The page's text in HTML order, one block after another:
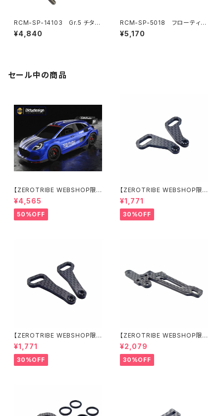
RCM-SP-14103 Gr.5 チタン
ターンバックルセット(オプショ
ン)
¥4,840
RCM-SP-5018 フローティン
グエレクトロニクスプレートバル
クヘッド(6.5g)(オプション)
¥5,170
セール中の商品
【ZEROTRIBE WEBSHOP限
定価格】BDRX-190P10R P1
0R クリアーボディ 1/10 ラリー
190mm ライトウェイト
¥4,565
50%OFF
【ZEROTRIBE WEBSHOP限
定価格】RCM-X4-CSAR カ
ーボンリアステアリングアームセ
ット XRAY X4用
¥1,771
30%OFF
【ZEROTRIBE WEBSHOP限
定価格】RCM-X4-CSAF カ
ーボンフロントステアリングアー
ムセット XRAY X4用
¥1,771
30%OFF
【ZEROTRIBE WEBSHOP限
定価格】RCM-X4-FSM-F G
eoCarbon フローティングフロ
ントサーボマウント XRAY X4用
¥2,079
30%OFF